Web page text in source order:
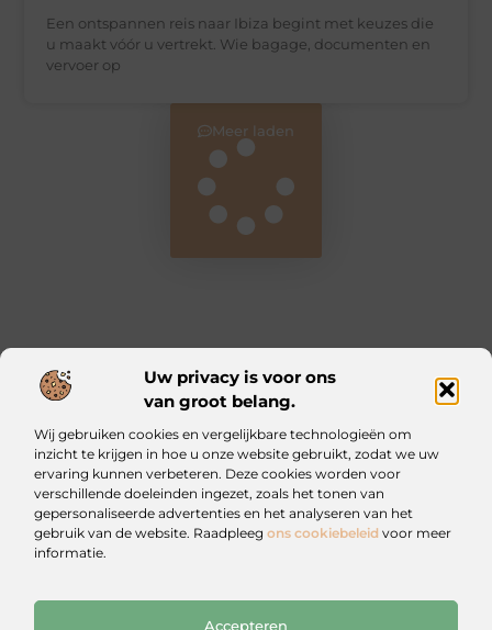
Uw privacy is voor ons
van groot belang.
Wij gebruiken cookies en vergelijkbare technologieën om
inzicht te krijgen in hoe u onze website gebruikt, zodat we uw
ervaring kunnen verbeteren. Deze cookies worden voor
verschillende doeleinden ingezet, zoals het tonen van
gepersonaliseerde advertenties en het analyseren van het
gebruik van de website. Raadpleeg ons cookiebeleid voor meer
informatie.
Accepteren
Een ontspannen reis naar Ibiza begint met keuzes die
u maakt vóór u vertrekt. Wie bagage, documenten en
vervoer op
Meer laden
Main Links
Iztougoud.be: Voor wie nieuwsgierig blijft
Blogs vol inspiratie en praktische wijsheid.